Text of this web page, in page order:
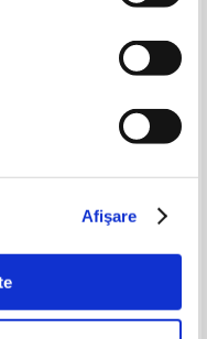
Afişare
-35%